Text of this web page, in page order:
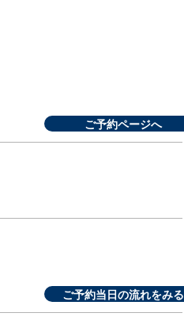
ご予約ページへ
ご予約当日の流れをみる